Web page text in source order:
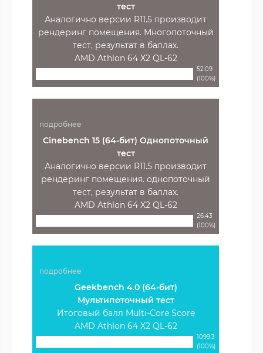
тест
Аналогично версии R11.5 производит
рендеринг помещения. Многопоточный
тест, результат в баллах.
AMD Athlon 64 X2 QL-62
52.09
(100%)
подробнее
Cinebench 15 (64-бит) Однопоточный
тест
Аналогично версии R11.5 производит
рендеринг помещения. однопоточный
тест, результат в баллах.
AMD Athlon 64 X2 QL-62
26.43
(100%)
подробнее
Geekbench 4.0 (64-бит)
Мультипоточный тест
Итоговый балл Multi-Core Score
AMD Athlon 64 X2 QL-62
1099.3
(100%)